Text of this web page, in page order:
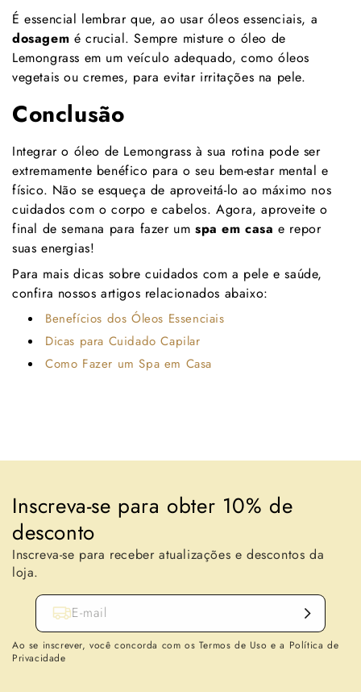
É essencial lembrar que, ao usar óleos essenciais, a
dosagem é crucial. Sempre misture o óleo de
Lemongrass em um veículo adequado, como óleos
vegetais ou cremes, para evitar irritações na pele.
Conclusão
Integrar o óleo de Lemongrass à sua rotina pode ser
extremamente benéfico para o seu bem-estar mental e
físico. Não se esqueça de aproveitá-lo ao máximo nos
cuidados com o corpo e cabelos. Agora, aproveite o
final de semana para fazer umspa em casa e repor
suas energias!
Para mais dicas sobre cuidados com a pele e saúde,
confira nossos artigos relacionados abaixo:
Benefícios dos Óleos Essenciais
Dicas para Cuidado Capilar
Como Fazer um Spa em Casa
Inscreva-se para obter 10% de
desconto
Inscreva-se para receber atualizações e descontos da
loja.
E-mail
Ao se inscrever, você concorda com os Termos de Uso e a Política de
Privacidade